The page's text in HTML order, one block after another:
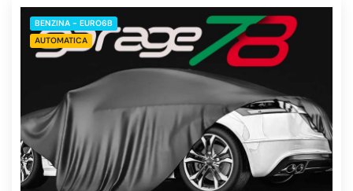
BENZINA - EURO6B
AUTOMATICA